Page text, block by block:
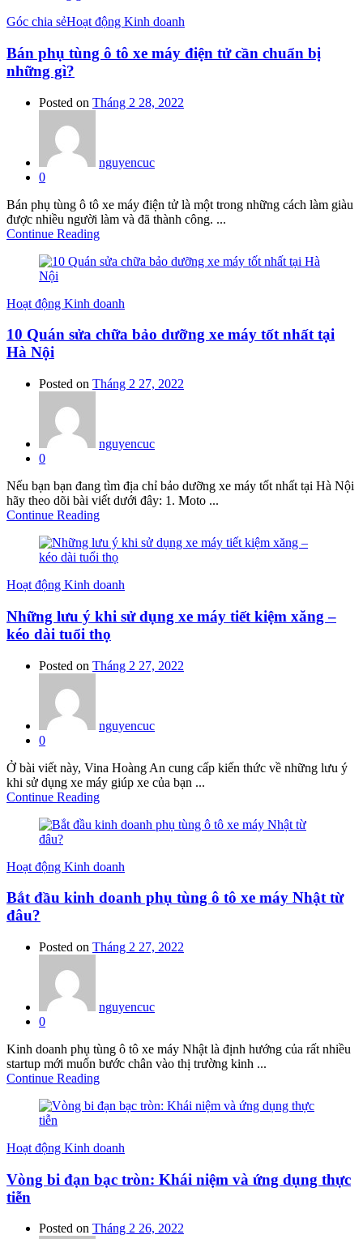
Góc chia sẻHoạt động Kinh doanh
Bán phụ tùng ô tô xe máy điện tử cần chuẩn bị
những gì?
Posted on Tháng 2 28, 2022
nguyencuc
0
Bán phụ tùng ô tô xe máy điện tử là một trong những cách làm giàu
được nhiều người làm và đã thành công. ...
Continue Reading
Hoạt động Kinh doanh
10 Quán sửa chữa bảo dưỡng xe máy tốt nhất tại
Hà Nội
Posted on Tháng 2 27, 2022
nguyencuc
0
Nếu bạn bạn đang tìm địa chỉ bảo dưỡng xe máy tốt nhất tại Hà Nội
hãy theo dõi bài viết dưới đây: 1. Moto ...
Continue Reading
Hoạt động Kinh doanh
Những lưu ý khi sử dụng xe máy tiết kiệm xăng –
kéo dài tuổi thọ
Posted on Tháng 2 27, 2022
nguyencuc
0
Ở bài viết này, Vina Hoàng An cung cấp kiến thức về những lưu ý
khi sử dụng xe máy giúp xe của bạn ...
Continue Reading
Hoạt động Kinh doanh
Bắt đầu kinh doanh phụ tùng ô tô xe máy Nhật từ
đâu?
Posted on Tháng 2 27, 2022
nguyencuc
0
Kinh doanh phụ tùng ô tô xe máy Nhật là định hướng của rất nhiều
startup mới muốn bước chân vào thị trường kinh ...
Continue Reading
Hoạt động Kinh doanh
Vòng bi đạn bạc tròn: Khái niệm và ứng dụng thực
tiễn
Posted on Tháng 2 26, 2022